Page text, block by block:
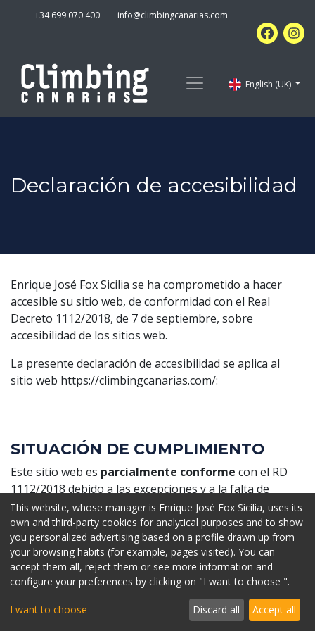
+34 699 070 400 info@climbingcanarias.com
English (UK)
Declaración de accesibilidad
Enrique José Fox Sicilia se ha comprometido a hacer
accesible su sitio web, de conformidad con el Real
Decreto 1112/2018, de 7 de septiembre, sobre
accesibilidad de los sitios web.
La presente declaración de accesibilidad se aplica al
sitio web https://climbingcanarias.com/:
SITUACIÓN DE CUMPLIMIENTO
Este sitio web es parcialmente conforme con el RD
1112/2018 debido a las excepciones y a la falta de
conformidad de los aspectos que se indican en el
siguiente punto.
CONTENIDO NO ACCESIBLE
El contenido que se recoge a continuación no es
accesible por lo siguiente:
This website, whose manager is Enrique José Fox Sicilia, uses its
own and third-party cookies for analytical purposes and to show
you personalized advertising based on a profile drawn up from
your browsing habits (for example, pages visited). You can
accept them all, reject them or see more information and
configure your preferences by clicking on "I want to choose ".
I want to choose Discard all Accept all